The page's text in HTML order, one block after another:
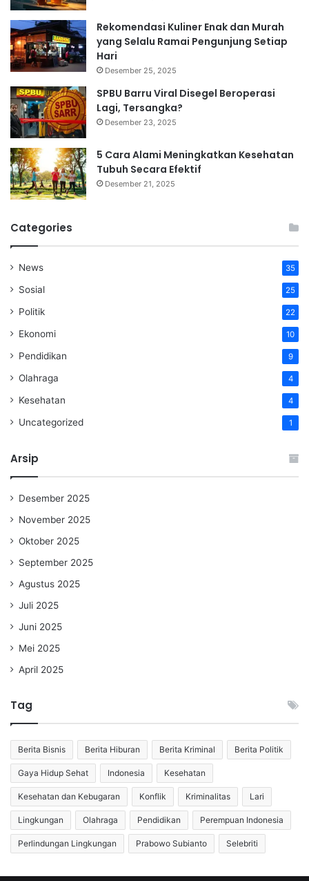
Rekomendasi Kuliner Enak dan Murah
yang Selalu Ramai Pengunjung Setiap
Hari
Desember 25, 2025
SPBU Barru Viral Disegel Beroperasi
Lagi, Tersangka?
Desember 23, 2025
5 Cara Alami Meningkatkan Kesehatan
Tubuh Secara Efektif
Desember 21, 2025
Categories
News 35
Sosial 25
Politik 22
Ekonomi 10
Pendidikan 9
Olahraga 4
Kesehatan 4
Uncategorized 1
Arsip
Desember 2025
November 2025
Oktober 2025
September 2025
Agustus 2025
Juli 2025
Juni 2025
Mei 2025
April 2025
Tag
Berita Bisnis Berita Hiburan Berita Kriminal Berita Politik
Gaya Hidup Sehat Indonesia Kesehatan
Kesehatan dan Kebugaran Konflik Kriminalitas Lari
Lingkungan Olahraga Pendidikan Perempuan Indonesia
Perlindungan Lingkungan Prabowo Subianto Selebriti